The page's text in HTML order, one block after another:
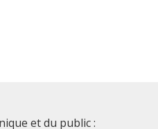
et du public :